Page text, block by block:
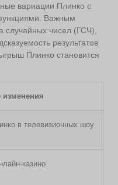
вариации Плинко с
Важным
случайных чисел (ГСЧ),
результатов
Плинко становится
в телевизионных шоу
казино